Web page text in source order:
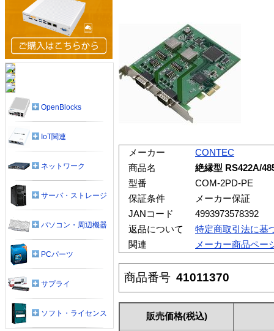
メーカー
CONTEC
商品名
絶縁型 RS422A/
型番
COM-2PD-PE
保証条件
メーカー保証
JANコード
4993973578392
返品について
特定商取引法に基
関連
メーカー商品ペー
商品番号 41011370
販売価格(税込)
OpenBlocks
IoT関連
ネットワーク
サーバ・ストレージ
パソコン・周辺機器
PCパーツ
サプライ
ソフト・ライセンス